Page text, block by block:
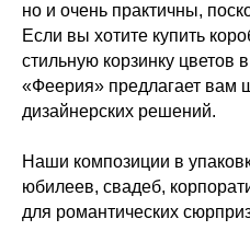
но и очень практичны,
Если вы хотите купить
стильную корзинку цветов
«Феерия» предлагает вам
дизайнерских решений.
Наши композиции в
юбилеев, свадеб,
для романтических